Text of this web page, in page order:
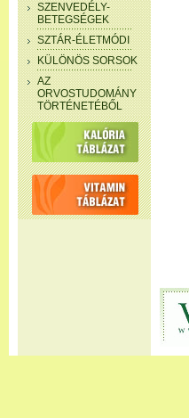
SZENVEDÉLY-
BETEGSÉGEK
SZTÁR-ÉLETMÓDI
KÜLÖNÖS SORSOK
AZ
ORVOSTUDOMÁNY
TÖRTÉNETÉBŐL